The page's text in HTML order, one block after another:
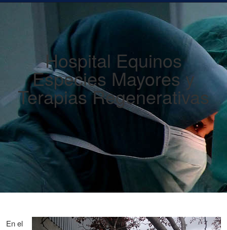
Hospital Equinos
Especies Mayores y
Terapias Regenerativas
En el